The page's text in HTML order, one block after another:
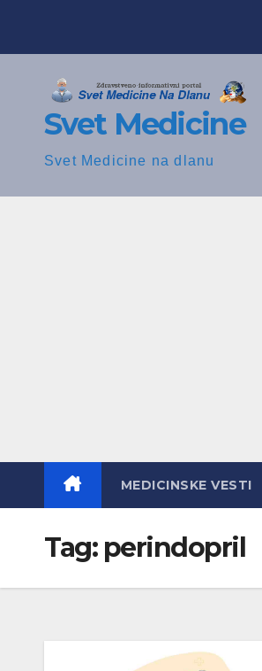
Svet Medicine
Svet Medicine na dlanu
MEDICINSKE VESTI
Tag: perindopril